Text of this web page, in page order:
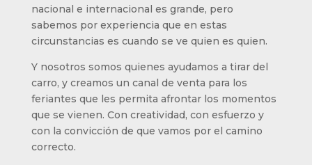
nacional e internacional es grande, pero
sabemos por experiencia que en estas
circunstancias es cuando se ve quien es quien.
Y nosotros somos quienes ayudamos a tirar del
carro, y creamos un canal de venta para los
feriantes que les permita afrontar los momentos
que se vienen. Con creatividad, con esfuerzo y
con la convicción de que vamos por el camino
correcto.